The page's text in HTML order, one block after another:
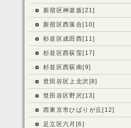
新宿区神楽坂[21]
新宿区西落合[10]
杉並区成田西[11]
杉並区西荻窪[17]
杉並区西荻南[9]
世田谷区上北沢[8]
世田谷区野沢[13]
西東京市ひばりが丘[12]
足立区六月[6]